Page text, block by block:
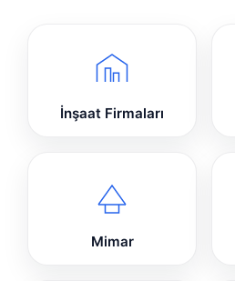
İnşaat Firmaları
Mimar